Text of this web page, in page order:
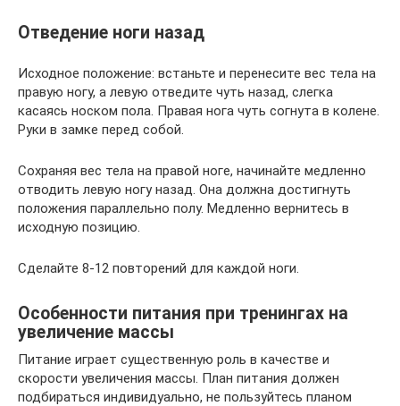
Отведение ноги назад
Исходное положение: встаньте и перенесите вес тела на
правую ногу, а левую отведите чуть назад, слегка
касаясь носком пола. Правая нога чуть согнута в колене.
Руки в замке перед собой.
Сохраняя вес тела на правой ноге, начинайте медленно
отводить левую ногу назад. Она должна достигнуть
положения параллельно полу. Медленно вернитесь в
исходную позицию.
Сделайте 8-12 повторений для каждой ноги.
Особенности питания при тренингах на
увеличение массы
Питание играет существенную роль в качестве и
скорости увеличения массы. План питания должен
подбираться индивидуально, не пользуйтесь планом